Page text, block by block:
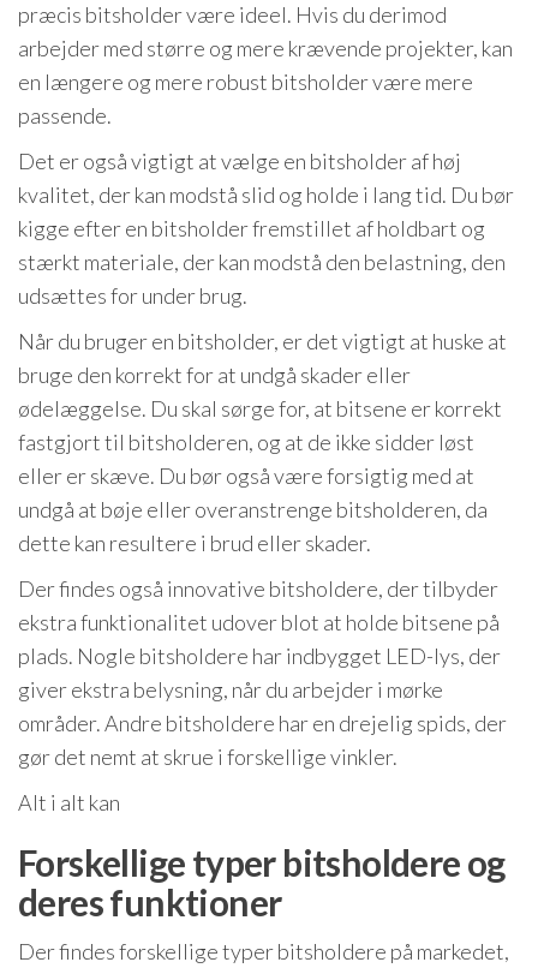
præcis bitsholder være ideel. Hvis du derimod
arbejder med større og mere krævende projekter, kan
en længere og mere robust bitsholder være mere
passende.
Det er også vigtigt at vælge en bitsholder af høj
kvalitet, der kan modstå slid og holde i lang tid. Du bør
kigge efter en bitsholder fremstillet af holdbart og
stærkt materiale, der kan modstå den belastning, den
udsættes for under brug.
Når du bruger en bitsholder, er det vigtigt at huske at
bruge den korrekt for at undgå skader eller
ødelæggelse. Du skal sørge for, at bitsene er korrekt
fastgjort til bitsholderen, og at de ikke sidder løst
eller er skæve. Du bør også være forsigtig med at
undgå at bøje eller overanstrenge bitsholderen, da
dette kan resultere i brud eller skader.
Der findes også innovative bitsholdere, der tilbyder
ekstra funktionalitet udover blot at holde bitsene på
plads. Nogle bitsholdere har indbygget LED-lys, der
giver ekstra belysning, når du arbejder i mørke
områder. Andre bitsholdere har en drejelig spids, der
gør det nemt at skrue i forskellige vinkler.
Alt i alt kan
Forskellige typer bitsholdere og
deres funktioner
Der findes forskellige typer bitsholdere på markedet,